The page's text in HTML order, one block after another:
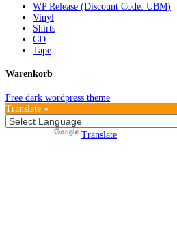
WP Release (Discount Code: UBM)
Vinyl
Shirts
CD
Tape
Warenkorb
Free dark wordpress theme
Translate »
Translate